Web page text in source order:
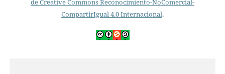
de Creative Commons Reconocimiento-NoComercial-
CompartirIgual 4.0 Internacional.